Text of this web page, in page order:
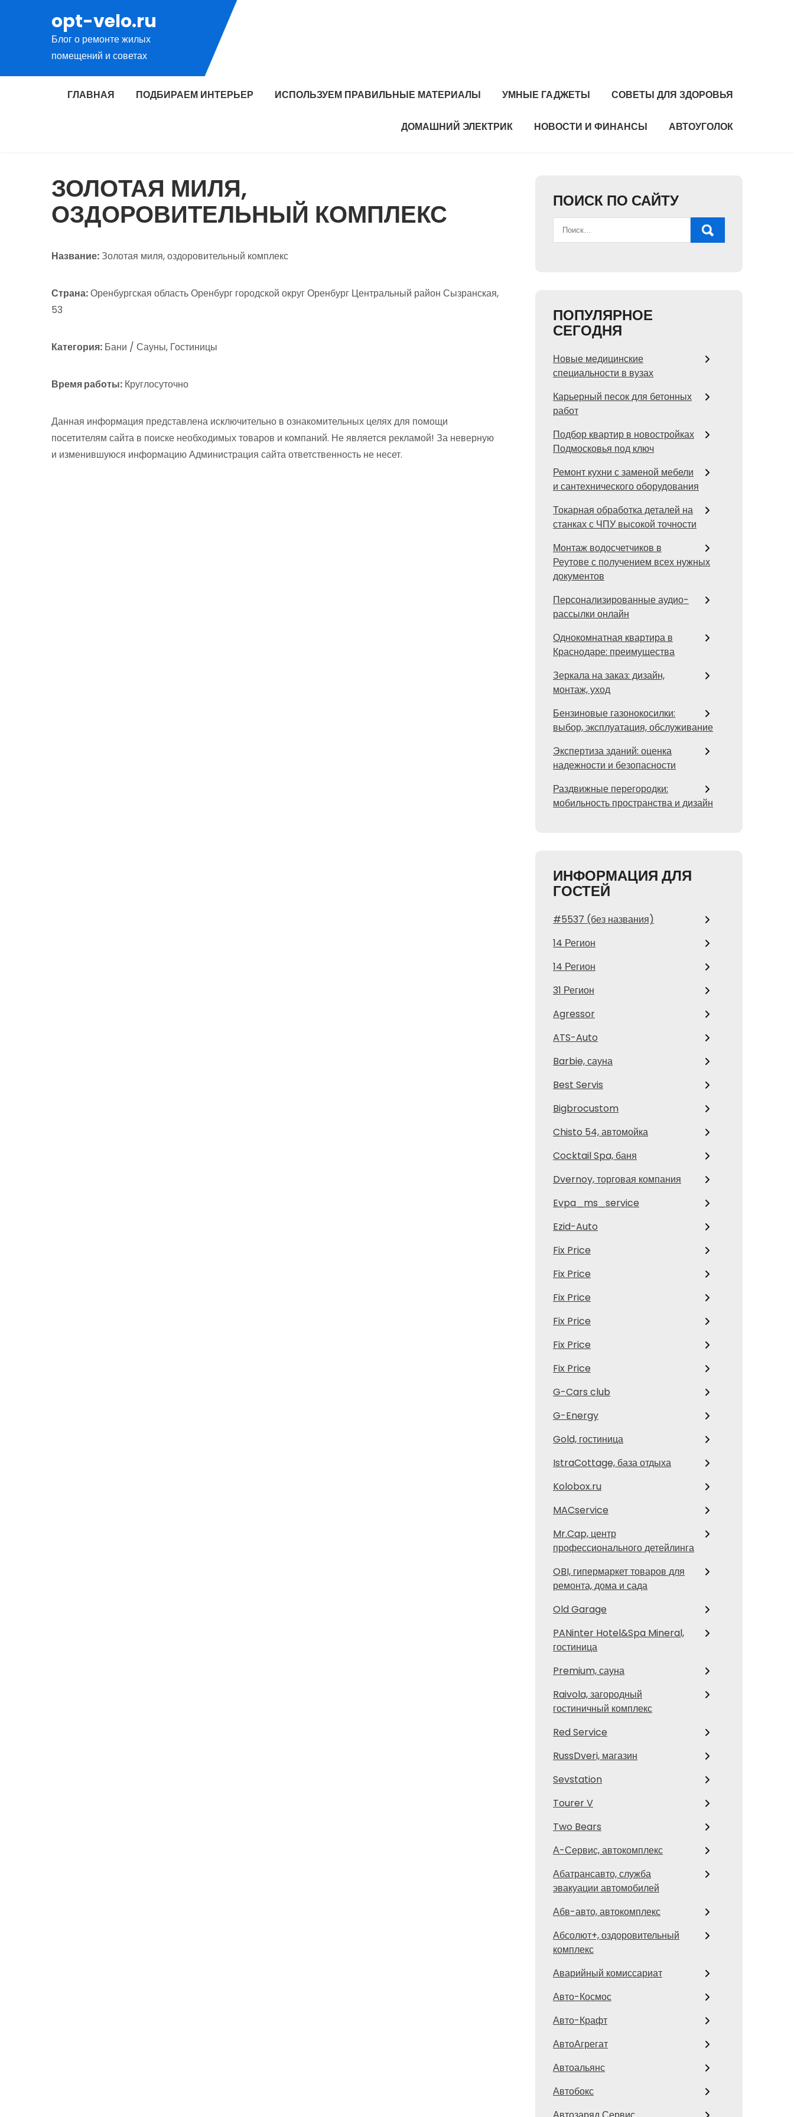
содержимому
opt-velo.ru
Блог о ремонте жилых
помещений и советах
ГЛАВНАЯ ПОДБИРАЕМ ИНТЕРЬЕР ИСПОЛЬЗУЕМ ПРАВИЛЬНЫЕ МАТЕРИАЛЫ УМНЫЕ ГАДЖЕТЫ СОВЕТЫ ДЛЯ ЗДОРОВЬЯ
ДОМАШНИЙ ЭЛЕКТРИК НОВОСТИ И ФИНАНСЫ АВТОУГОЛОК
ЗОЛОТАЯ МИЛЯ,
ОЗДОРОВИТЕЛЬНЫЙ КОМПЛЕКС
Название:Золотая миля, оздоровительный комплекс
Страна:Оренбургская область Оренбург городской округ Оренбург Центральный район Сызранская,
53
Категория: Бани / Сауны, Гостиницы
Время работы: Круглосуточно
Данная информация представлена исключительно в ознакомительных целях для помощи
посетителям сайта в поиске необходимых товаров и компаний. Не является рекламой! За неверную
и изменившуюся информацию Администрация сайта ответственность не несет.
ПОИСК ПО САЙТУ
ПОПУЛЯРНОЕ
СЕГОДНЯ
Новые медицинские
специальности в вузах
Карьерный песок для бетонных
работ
Подбор квартир в новостройках
Подмосковья под ключ
Ремонт кухни с заменой мебели
и сантехнического оборудования
Токарная обработка деталей на
станках с ЧПУ высокой точности
Монтаж водосчетчиков в
Реутове с получением всех нужных
документов
Персонализированные аудио-
рассылки онлайн
Однокомнатная квартира в
Краснодаре: преимущества
Зеркала на заказ: дизайн,
монтаж, уход
Бензиновые газонокосилки:
выбор, эксплуатация, обслуживание
Экспертиза зданий: оценка
надежности и безопасности
Раздвижные перегородки:
мобильность пространства и дизайн
ИНФОРМАЦИЯ ДЛЯ
ГОСТЕЙ
#5537 (без названия)
14 Регион
14 Регион
31 Регион
Agressor
ATS-Auto
Barbie, сауна
Best Servis
Bigbrocustom
Chisto 54, автомойка
Cocktail Spa, баня
Dvernoy, торговая компания
Evpa_ms_service
Ezid-Auto
Fix Price
Fix Price
Fix Price
Fix Price
Fix Price
Fix Price
G-Cars club
G-Energy
Gold, гостиница
IstraCottage, база отдыха
Kolobox.ru
MACservice
Mr.Cap, центр
профессионального детейлинга
OBI, гипермаркет товаров для
ремонта, дома и сада
Old Garage
PANinter Hotel&Spa Mineral,
гостиница
Premium, сауна
Raivola, загородный
гостиничный комплекс
Red Service
RussDveri, магазин
Sevstation
Tourer V
Two Bears
А-Сервис, автокомплекс
Абатрансавто, служба
эвакуации автомобилей
Абв-авто, автокомплекс
Абсолют+, оздоровительный
комплекс
Аварийный комиссариат
Авто-Космос
Авто-Крафт
АвтоАгрегат
Автоальянс
Автобокс